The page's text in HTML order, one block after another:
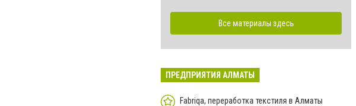
Все материалы здесь
ПРЕДПРИЯТИЯ АЛМАТЫ
Fabriqa, переработка текстиля в Алматы